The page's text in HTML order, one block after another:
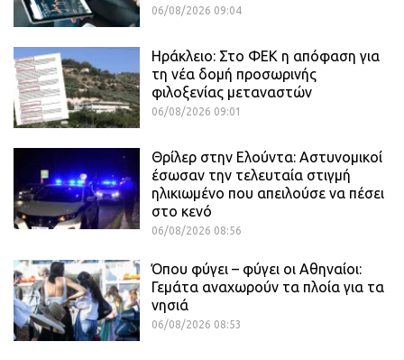
06/08/2026 09:04
Ηράκλειο: Στο ΦΕΚ η απόφαση για
τη νέα δομή προσωρινής
φιλοξενίας μεταναστών
06/08/2026 09:01
Θρίλερ στην Ελούντα: Αστυνομικοί
έσωσαν την τελευταία στιγμή
ηλικιωμένο που απειλούσε να πέσει
στο κενό
06/08/2026 08:56
Όπου φύγει – φύγει οι Αθηναίοι:
Γεμάτα αναχωρούν τα πλοία για τα
νησιά
06/08/2026 08:53